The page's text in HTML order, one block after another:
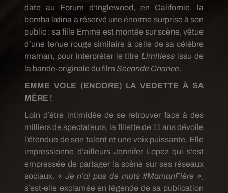
date au Forum d’Inglewood, en Californie, la
bomba latina a réservé une énorme surprise à son
public : sa fille Emme est montée sur scène, vêtue
d’une tenue rouge similaire à celle de sa célèbre
maman, pour interpréter le titre Limitless issu de
la bande-originale du film Seconde Chance.
EMME VOLE (ENCORE) LA VEDETTE À SA
MÈRE !
Loin d’être intimidée de se retrouver face à des
milliers de spectateurs, la fillette de 11 ans dévoile
l’étendue de son talent et une voix puissante. Elle
impressionne d’ailleurs Jennifer Lopez qui s’est
empressée de partager la scène sur ses réseaux
sociaux. « Je n’ai pas de mots #MamanFière »,
s’est-elle exclamée en légende de sa publication